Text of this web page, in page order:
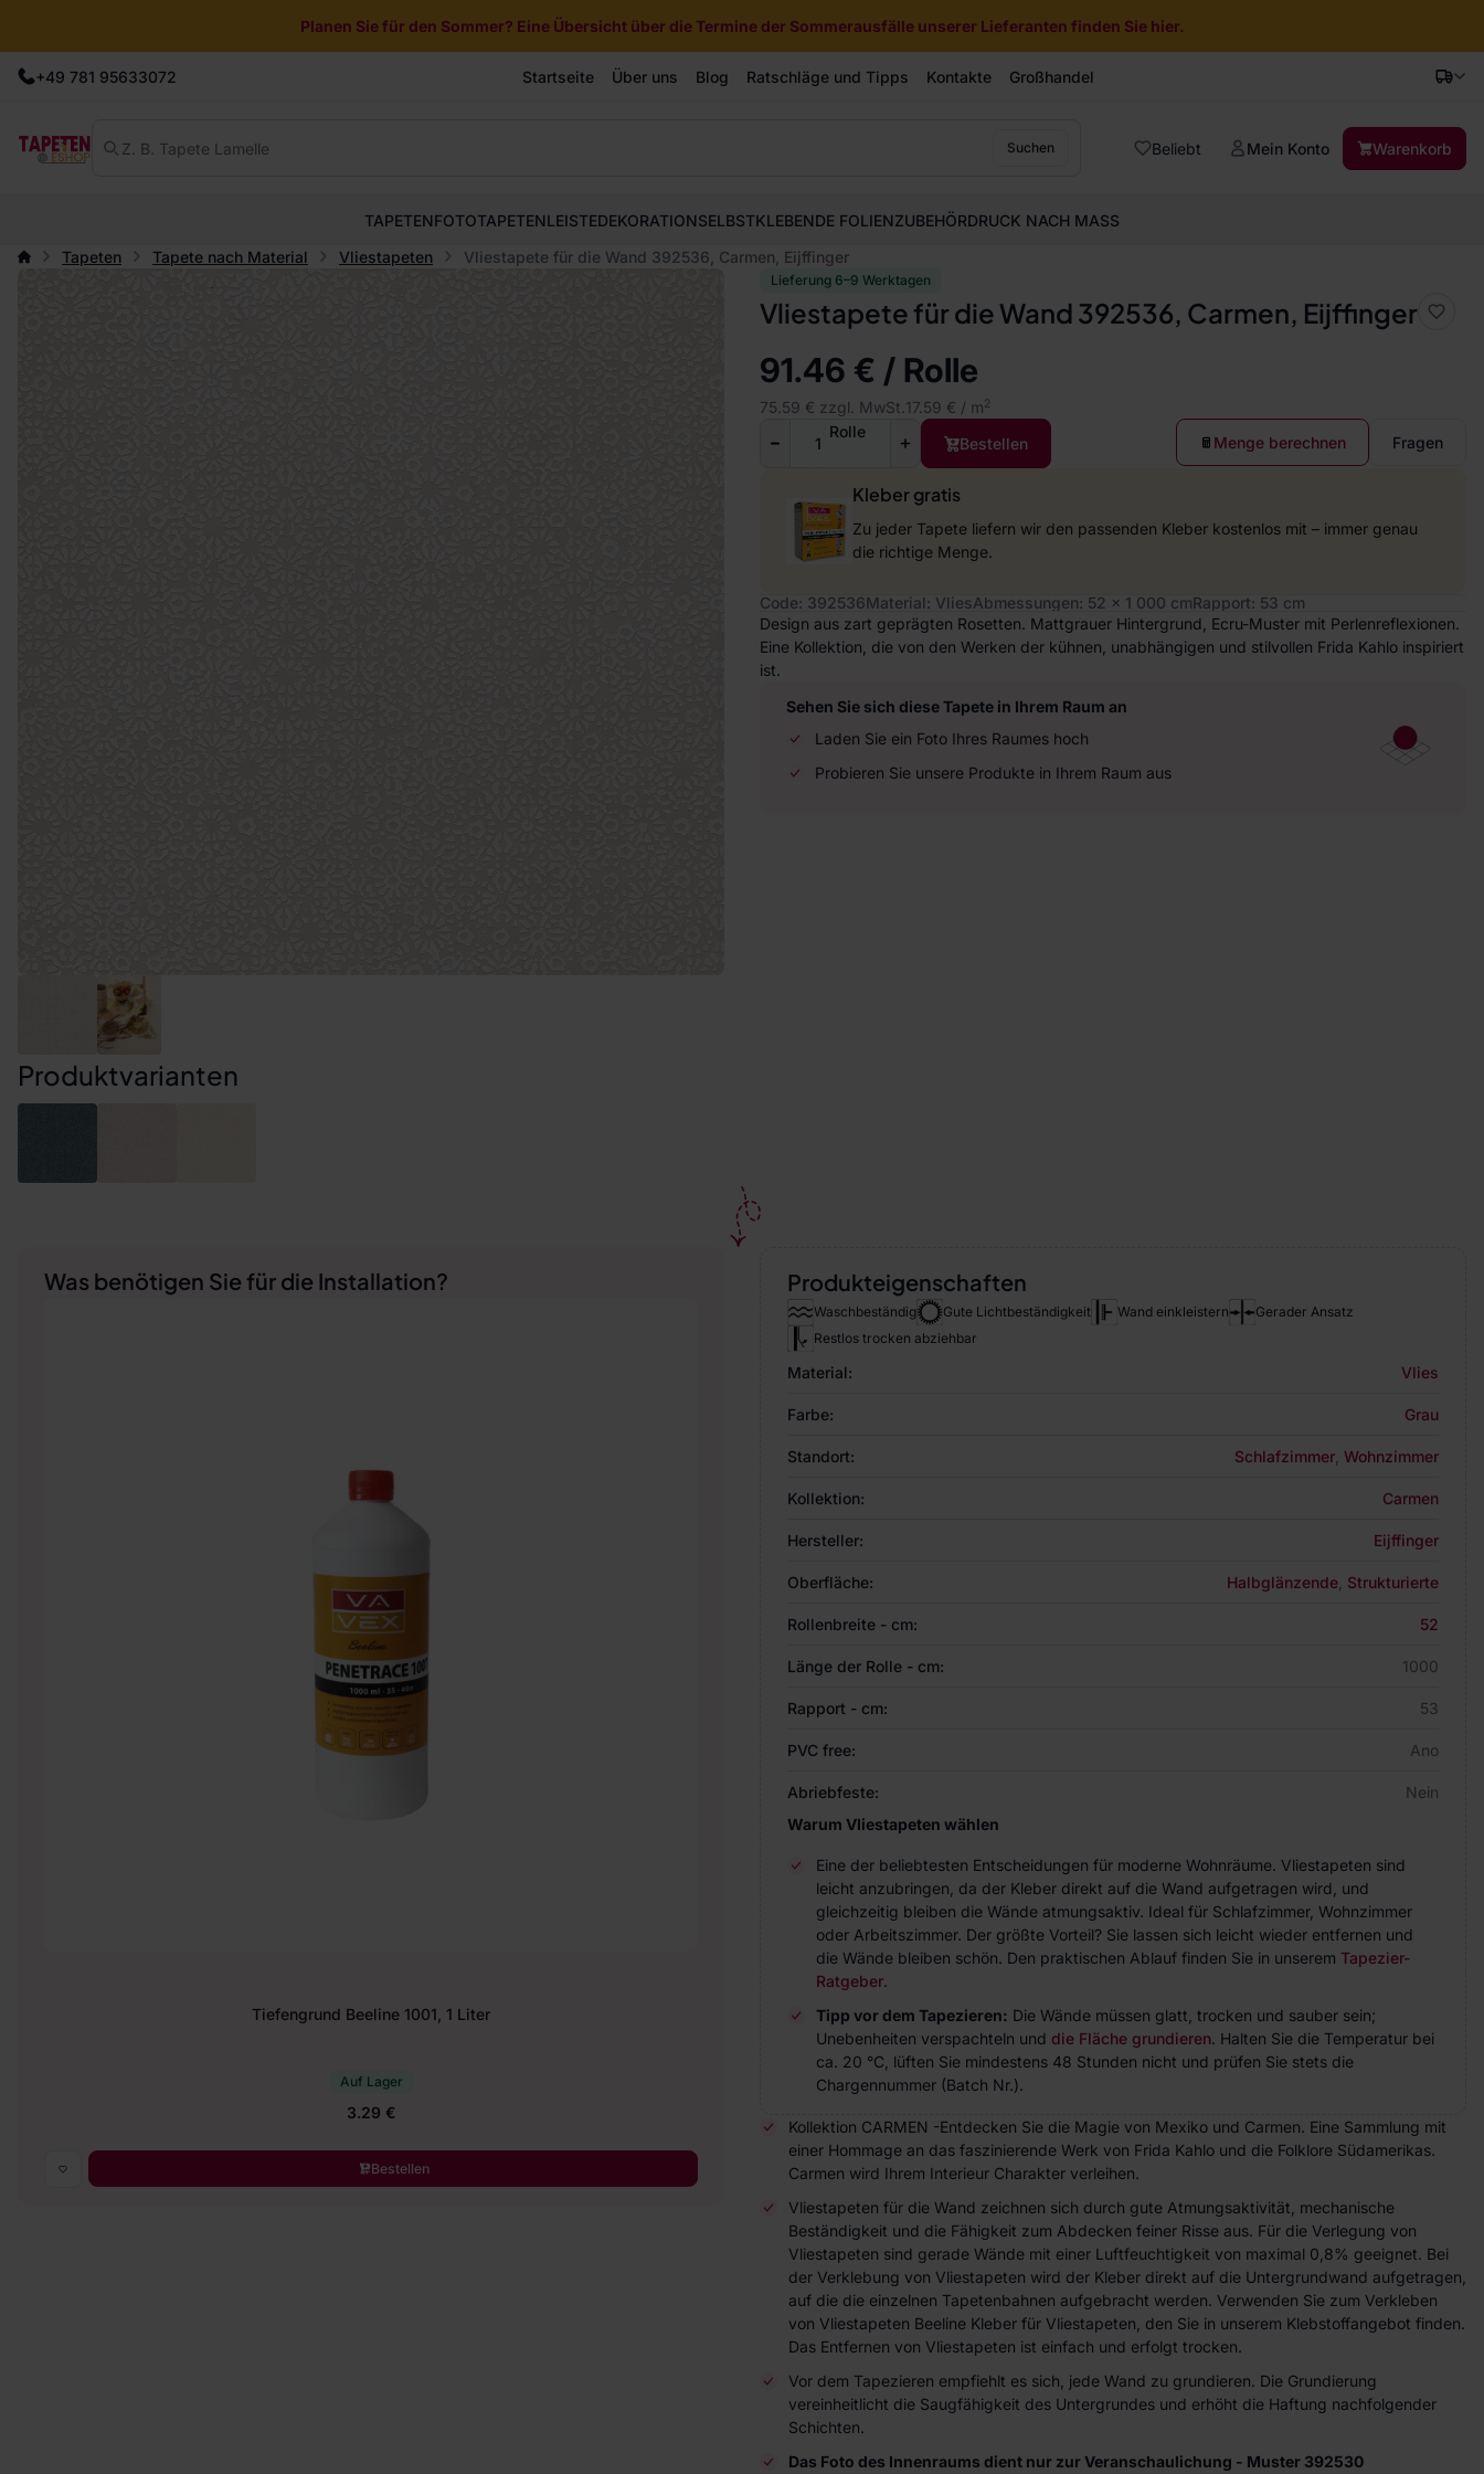
Planen Sie für den Sommer? Eine Übersicht über die Termine der Sommerausfälle unserer Lieferanten finden Sie hier.
+49 781 95633072 Startseite Über uns Blog Ratschläge und Tipps Kontakte Großhandel
Suchen Beliebt Mein Konto Warenkorb
TAPETENFOTOTAPETENLEISTEDEKORATIONSELBSTKLEBENDE FOLIENZUBEHÖRDRUCK NACH MASS
Tapeten
Tapete nach Material Vliestapeten Vliestapete für die Wand 392536, Carmen, Eijffinger
Lieferung 6–9 Werktagen
Vliestapete für die Wand 392536, Carmen, Eijffinger
91.46 € / Rolle
75.59 € zzgl. MwSt. 17.59 € / m2
Rolle
Bestellen Menge berechnen Fragen
Kleber gratis
Zu jeder Tapete liefern wir den passenden Kleber kostenlos mit – immer genau
die richtige Menge.
Code: 392536Material: VliesAbmessungen: 52 x 1 000 cmRapport: 53 cm
Design aus zart geprägten Rosetten. Mattgrauer Hintergrund, Ecru-Muster mit Perlenreflexionen.
Eine Kollektion, die von den Werken der kühnen, unabhängigen und stilvollen Frida Kahlo inspiriert
ist.
Sehen Sie sich diese Tapete in Ihrem Raum an
Laden Sie ein Foto Ihres Raumes hoch
Probieren Sie unsere Produkte in Ihrem Raum aus
Produktvarianten
Produkteigenschaften
Waschbeständig Gute Lichtbeständigkeit Wand einkleistern
Gerader Ansatz
Restlos trocken abziehbar
Material: Vlies
Farbe: Grau
Standort: Schlafzimmer Wohnzimmer
Kollektion: Carmen
Hersteller: Eijffinger
Oberfläche: Halbglänzende Strukturierte
Rollenbreite - cm: 52
Länge der Rolle - cm: 1000
Rapport - cm: 53
PVC free: Ano
Abriebfeste:
Nein
Warum Vliestapeten wählen
Eine der beliebtesten Entscheidungen für moderne Wohnräume. Vliestapeten sind
leicht anzubringen, da der Kleber direkt auf die Wand aufgetragen wird, und
gleichzeitig bleiben die Wände atmungsaktiv. Ideal für Schlafzimmer, Wohnzimmer
oder Arbeitszimmer. Der größte Vorteil? Sie lassen sich leicht wieder entfernen und
die Wände bleiben schön. Den praktischen Ablauf finden Sie in unserem Tapezier-
Ratgeber.
Tipp vor dem Tapezieren: Die Wände müssen glatt, trocken und sauber sein;
Unebenheiten verspachteln und die Fläche grundieren. Halten Sie die Temperatur bei
ca. 20 °C, lüften Sie mindestens 48 Stunden nicht und prüfen Sie stets die
Chargennummer (Batch Nr.).
Kollektion CARMEN -Entdecken Sie die Magie von Mexiko und Carmen. Eine Sammlung mit
einer Hommage an das faszinierende Werk von Frida Kahlo und die Folklore Südamerikas.
Carmen wird Ihrem Interieur Charakter verleihen.
Vliestapeten für die Wand zeichnen sich durch gute Atmungsaktivität, mechanische
Beständigkeit und die Fähigkeit zum Abdecken feiner Risse aus. Für die Verlegung von
Vliestapeten sind gerade Wände mit einer Luftfeuchtigkeit von maximal 0,8% geeignet. Bei
der Verklebung von Vliestapeten wird der Kleber direkt auf die Untergrundwand aufgetragen,
auf die die einzelnen Tapetenbahnen aufgebracht werden. Verwenden Sie zum Verkleben
von Vliestapeten Beeline Kleber für Vliestapeten, den Sie in unserem Klebstoffangebot finden.
Das Entfernen von Vliestapeten ist einfach und erfolgt trocken.
Vor dem Tapezieren empfiehlt es sich, jede Wand zu grundieren. Die Grundierung
vereinheitlicht die Saugfähigkeit des Untergrundes und erhöht die Haftung nachfolgender
Schichten.
Das Foto des Innenraums dient nur zur Veranschaulichung - Muster 392530
Was benötigen Sie für die Installation?
Tiefengrund Beeline 1001, 1 Liter
Auf Lager
3.29 €
Bestellen